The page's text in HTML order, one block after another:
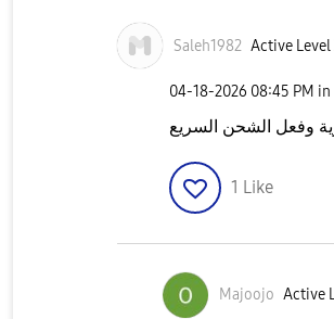
Saleh1982 Active Level
‎04-18-2026 08:45 PM in
وفعل الشحن السريع
1 Like
Majoojo Active